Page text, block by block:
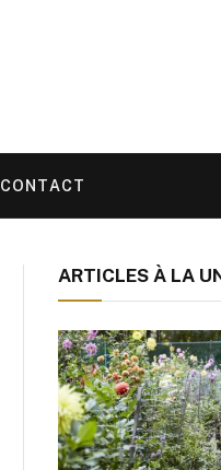
CONTACT
ARTICLES À LA